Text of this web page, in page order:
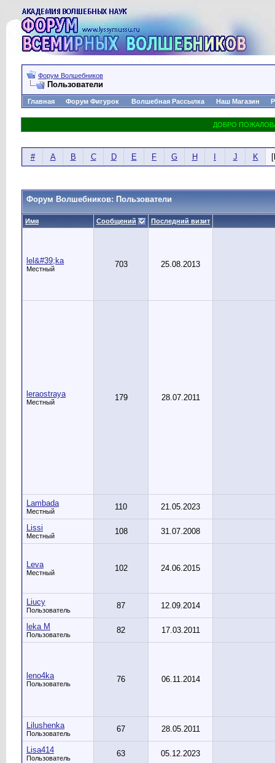
Форум Волшебников
Пользователи
Главная Форум Фигурок Волшебная Рассылка Наш Магазин
# A B C D E F G H J K [
Форум Волшебников: Пользователи
Имя Сообщений Последний визит
lel&#39;ka
Местный 703 25.08.2013
leraostraya
Местный 179 28.07.2011
Lambada
Местный 110 21.05.2023
Lissi
Местный 108 31.07.2008
Leva
Местный 102 24.06.2015
Liucy
Пользователь 87 12.09.2014
leka M
Пользователь 82 17.03.2011
leno4ka
Пользователь 76 06.11.2014
Lilushenka
Пользователь 67 28.05.2011
Lisa414
Пользователь 63 05.12.2023